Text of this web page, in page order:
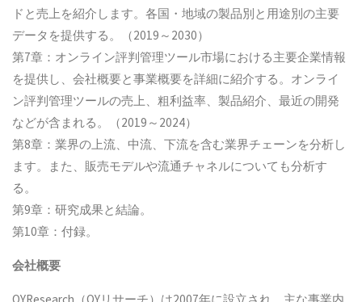
ドと売上を紹介します。各国・地域の製品別と用途別の主要
データを提供する。（2019～2030）
第7章：オンライン評判管理ツール市場における主要企業情報
を提供し、会社概要と事業概要を詳細に紹介する。オンライ
ン評判管理ツールの売上、粗利益率、製品紹介、最近の開発
などが含まれる。（2019～2024）
第8章：業界の上流、中流、下流を含む業界チェーンを分析し
ます。また、販売モデルや流通チャネルについても分析す
る。
第9章：研究成果と結論。
第10章：付録。
会社概要